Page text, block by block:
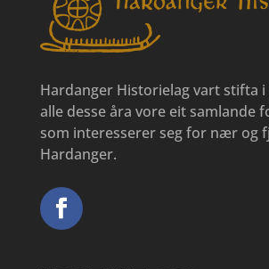
Hardanger Historielag vart stifta i
alle desse åra vore eit samlande
som interesserer seg for nær og
Hardanger.